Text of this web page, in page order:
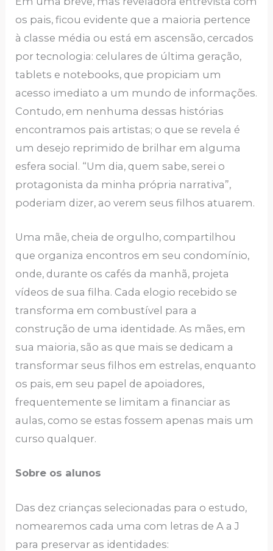
os pais, ficou evidente que a maioria pertence
à classe média ou está em ascensão, cercados
por tecnologia: celulares de última geração,
tablets e notebooks, que propiciam um
acesso imediato a um mundo de informações.
Contudo, em nenhuma dessas histórias
encontramos pais artistas; o que se revela é
um desejo reprimido de brilhar em alguma
esfera social. “Um dia, quem sabe, serei o
protagonista da minha própria narrativa”,
poderiam dizer, ao verem seus filhos atuarem.
Uma mãe, cheia de orgulho, compartilhou
que organiza encontros em seu condomínio,
onde, durante os cafés da manhã, projeta
vídeos de sua filha. Cada elogio recebido se
transforma em combustível para a
construção de uma identidade. As mães, em
sua maioria, são as que mais se dedicam a
transformar seus filhos em estrelas, enquanto
os pais, em seu papel de apoiadores,
frequentemente se limitam a financiar as
aulas, como se estas fossem apenas mais um
curso qualquer.
Sobre os alunos
Das dez crianças selecionadas para o estudo,
nomearemos cada uma com letras de A a J
para preservar as identidades: